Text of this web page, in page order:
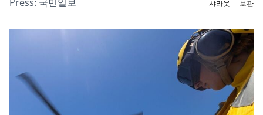
샤라웃 보관